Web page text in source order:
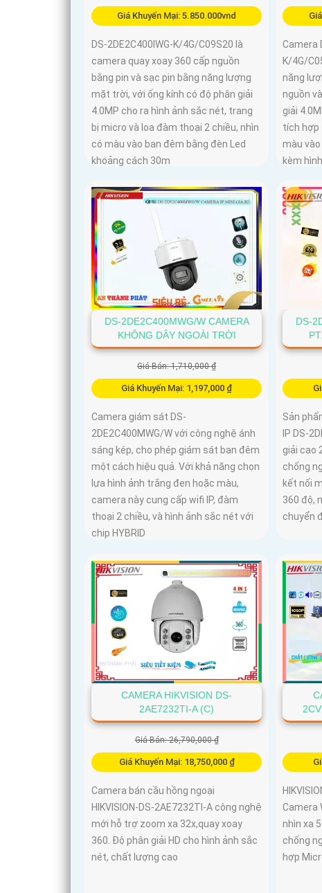
Giá Khuyến Mại: 5.850.000vnd
DS-2DE2C400IWG-K/4G/C09S20 là
camera quay xoay 360 cấp nguồn
bằng pin và sạc pin bằng năng lượng
mặt trời, với ống kính có độ phân giải
4.0MP cho ra hình ảnh sắc nét, trang
bị micro và loa đàm thoại 2 chiều, nhìn
có màu vào ban đêm bằng đèn Led
khoảng cách 30m
Camera
K/4G/
năng
nguồn
giải
tích hợp
màu
kèm
DS-2DE2C400MWG/W CAMERA
KHÔNG DÂY NGOÀI TRỜI
Giá Bán: 1,710,000 ₫
Giá Khuyến Mại: 1,197,000 ₫
Camera giám sát DS-
2DE2C400MWG/W với công nghệ ánh
sáng kép, cho phép giám sát ban đêm
một cách hiệu quả. Với khả năng chọn
lựa hình ảnh trắng đen hoặc màu,
camera này cung cấp wifi IP, đàm
thoại 2 chiều, và hình ảnh sắc nét với
chip HYBRID
DS-
Sản
IP DS-
giải cao
chống
kết nối
360 độ,
chuyển
CAMERA HIKVISION DS-
2AE7232TI-A (C)
Giá Bán: 26,790,000 ₫
Giá Khuyến Mại: 18,750,000 ₫
Camera bán cầu hồng ngoại
HIKVISION-DS-2AE7232TI-A công nghệ
mới hỗ trợ zoom xa 32x,quay xoay
360. Độ phân giải HD cho hình ảnh sắc
nét, chất lượng cao
Camera
nhìn xa
chống
hợp